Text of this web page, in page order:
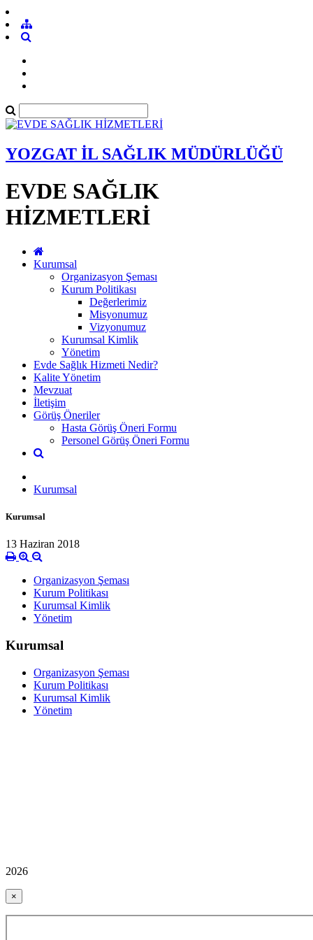
YOZGAT İL SAĞLIK MÜDÜRLÜĞÜ
EVDE SAĞLIK
HİZMETLERİ
Kurumsal
Organizasyon Şeması
Kurum Politikası
Değerlerimiz
Misyonumuz
Vizyonumuz
Kurumsal Kimlik
Yönetim
Evde Sağlık Hizmeti Nedir?
Kalite Yönetim
Mevzuat
İletişim
Görüş Öneriler
Hasta Görüş Öneri Formu
Personel Görüş Öneri Formu
Kurumsal
Kurumsal
13 Haziran 2018
Organizasyon Şeması
Kurum Politikası
Kurumsal Kimlik
Yönetim
Kurumsal
Organizasyon Şeması
Kurum Politikası
Kurumsal Kimlik
Yönetim
2026
×